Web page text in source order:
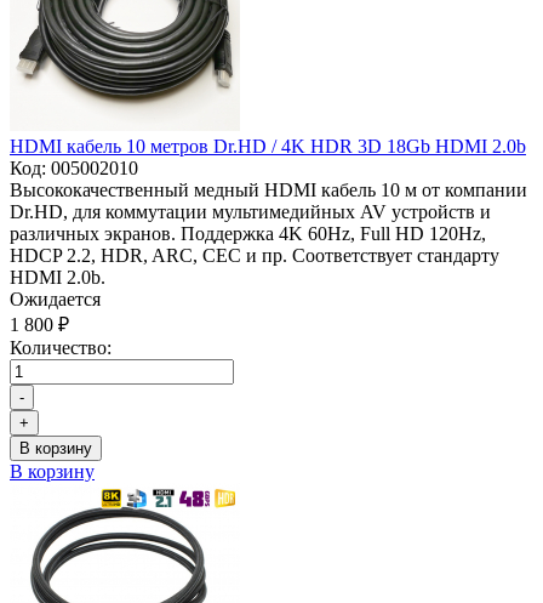
HDMI кабель 10 метров Dr.HD / 4K HDR 3D 18Gb HDMI 2.0b
Код: 005002010
Высококачественный медный HDMI кабель 10 м от компании
Dr.HD, для коммутации мультимедийных AV устройств и
различных экранов. Поддержка 4K 60Hz, Full HD 120Hz,
HDCP 2.2, HDR, ARC, CEC и пр. Соответствует стандарту
HDMI 2.0b.
Ожидается
1 800 ₽
Количество:
-
+
В корзину
В корзину